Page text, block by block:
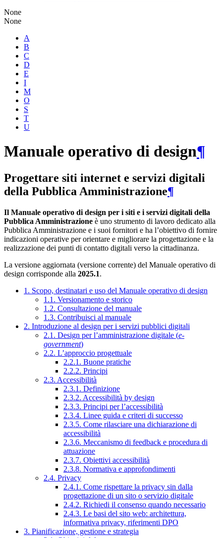
None
None
A
B
C
D
E
I
M
O
S
T
U
Manuale operativo di design¶
Progettare siti internet e servizi digitali
della Pubblica Amministrazione¶
Il Manuale operativo di design per i siti e i servizi digitali della
Pubblica Amministrazione è uno strumento di lavoro dedicato alla
Pubblica Amministrazione e i suoi fornitori e ha l’obiettivo di fornire
indicazioni operative per orientare e migliorare la progettazione e la
realizzazione dei punti di contatto digitali verso la cittadinanza.
La versione aggiornata (versione corrente) del Manuale operativo di
design corrisponde alla 2025.1.
1. Scopo, destinatari e uso del Manuale operativo di design
1.1. Versionamento e storico
1.2. Consultazione del manuale
1.3. Contribuisci al manuale
2. Introduzione al design per i servizi pubblici digitali
2.1. Design per l’amministrazione digitale (e-
government)
2.2. L’approccio progettuale
2.2.1. Buone pratiche
2.2.2. Principi
2.3. Accessibilità
2.3.1. Definizione
2.3.2. Accessibilità by design
2.3.3. Principi per l’accessibilità
2.3.4. Linee guida e criteri di successo
2.3.5. Come rilasciare una dichiarazione di
accessibilità
2.3.6. Meccanismo di feedback e procedura di
attuazione
2.3.7. Obiettivi accessibilità
2.3.8. Normativa e approfondimenti
2.4. Privacy
2.4.1. Come rispettare la privacy sin dalla
progettazione di un sito o servizio digitale
2.4.2. Richiedi il consenso quando necessario
2.4.3. Le basi del sito web: architettura,
informativa privacy, riferimenti DPO
3. Pianificazione, gestione e strategia